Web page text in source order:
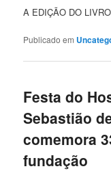
A EDIÇÃO DO
Publicado em
Festa do
Sebastião
comemora
fundação